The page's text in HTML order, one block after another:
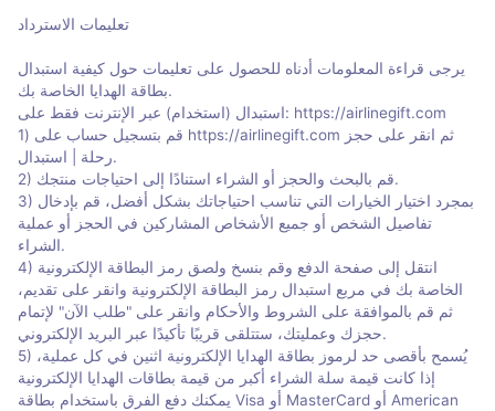
تعليمات الاسترداد
يرجى قراءة المعلومات أدناه للحصول على تعليمات حول كيفية استبدال
بطاقة الهدايا الخاصة بك.
استبدال (استخدام) عبر الإنترنت فقط على: https://airlinegift.com
1) قم بتسجيل حساب على https://airlinegift.com ثم انقر على حجز
رحلة | استبدال.
2) قم بالبحث والحجز أو الشراء استنادًا إلى احتياجات منتجك.
3) بمجرد اختيار الخيارات التي تناسب احتياجاتك بشكل أفضل، قم بإدخال
تفاصيل الشخص أو جميع الأشخاص المشاركين في الحجز أو عملية
الشراء.
4) انتقل إلى صفحة الدفع وقم بنسخ ولصق رمز البطاقة الإلكترونية
الخاصة بك في مربع استبدال رمز البطاقة الإلكترونية وانقر على تقديم،
ثم قم بالموافقة على الشروط والأحكام وانقر على "طلب الآن" لإتمام
حجزك وعمليتك، ستتلقى قريبًا تأكيدًا عبر البريد الإلكتروني.
5) يُسمح بأقصى حد لرموز بطاقة الهدايا الإلكترونية اثنين في كل عملية،
إذا كانت قيمة سلة الشراء أكبر من قيمة بطاقات الهدايا الإلكترونية
يمكنك دفع الفرق باستخدام بطاقة Visa أو MasterCard أو American